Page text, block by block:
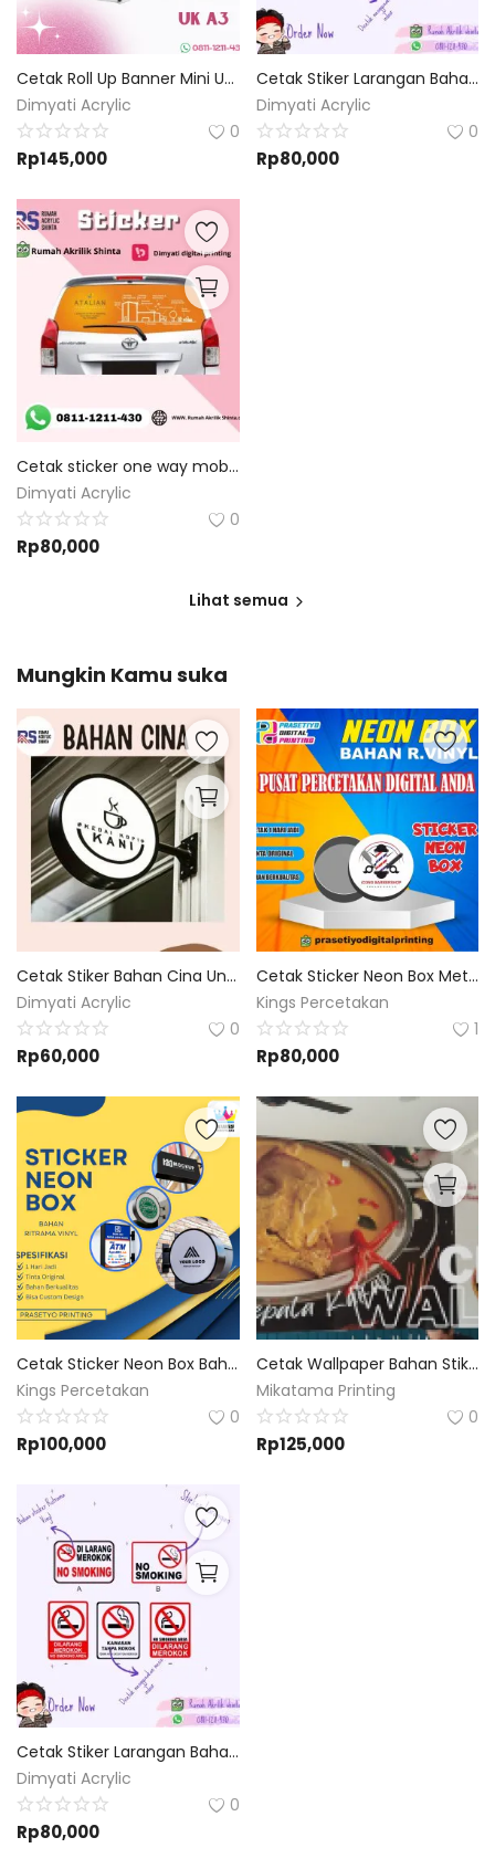
Cetak Roll Up Banner Mini Uk A3 | Custom Desain
Dimyati Acrylic
0
Rp145,000
Cetak Stiker Larangan Bahan Ritra vynil | Custom Desain dan Ukuran
Dimyati Acrylic
0
Rp80,000
Cetak sticker one way mobil - Custom size dan Custom Desain
Dimyati Acrylic
0
Rp80,000
Lihat semua
Mungkin Kamu suka
Cetak Stiker Bahan Cina Untuk Neon Box | Custom Desain
Dimyati Acrylic
0
Rp60,000
Cetak Sticker Neon Box Meteran Bisa Custom Desain Dan Ukuran
Kings Percetakan
1
Rp80,000
Cetak Sticker Neon Box Bahan Ritrama Bisa Custom Desain Dan Ukuran
Kings Percetakan
0
Rp100,000
Cetak Wallpaper Bahan Stiker Ritrama Vinyl Custom
Mikatama Printing
0
Rp125,000
Cetak Stiker Larangan Bahan Ritra vynil | Custom Desain dan Ukuran
Dimyati Acrylic
0
Rp80,000